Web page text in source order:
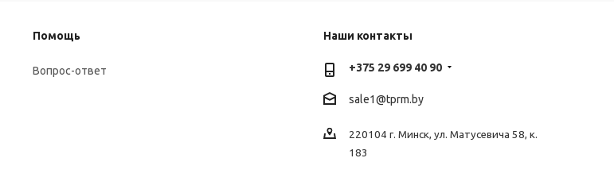
Помощь
Вопрос-ответ
Наши контакты
+375 29 699 40 90
sale1@tprm.by
220104 г. Минск, ул. Матусевича 58, к.
183